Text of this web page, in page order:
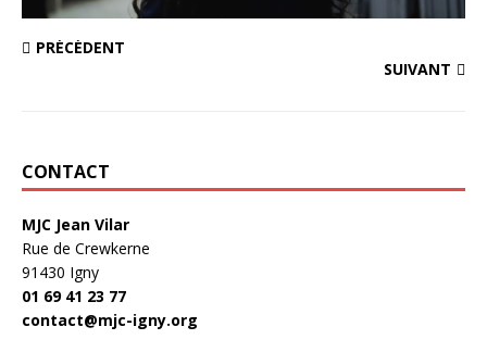
PRÉCÉDENT
SUIVANT
CONTACT
MJC Jean Vilar
Rue de Crewkerne
91430 Igny
01 69 41 23 77
contact@mjc-igny.org